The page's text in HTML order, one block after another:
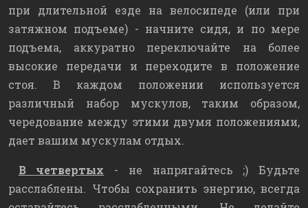
при длительной езде на велосипеде (или при
затяжном подъеме) - начните сидя, и по мере
подъема, аккуратно переключайте на более
высокие передачи и переходите в положение
стоя. В каждом положении используется
различный набор мускулов, таким образом,
чередование между этими двумя положениями,
дает вашим мускулам отдых.
В четвертых - не напрягайтесь ;) Будьте
расслаблены. Чтобы сохранить энергию, всегда